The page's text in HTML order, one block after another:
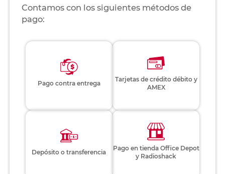
Contamos con los siguientes métodos de
pago:
Pago contra entrega
Tarjetas de crédito débito y
AMEX
Depósito o transferencia
Pago en tienda Office Depot
y Radioshack